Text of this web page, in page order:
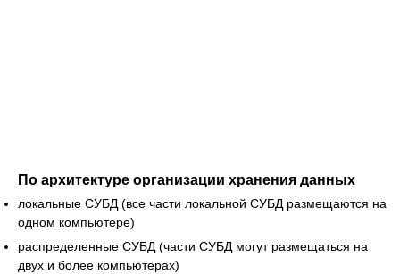
По архитектуре организации хранения данных
локальные СУБД (все части локальной СУБД размещаются на
одном компьютере)
распределенные СУБД (части СУБД могут размещаться на
двух и более компьютерах)